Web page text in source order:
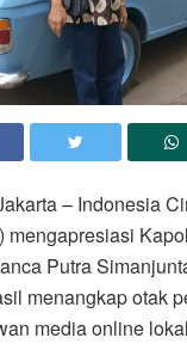
– Indonesia
mengapresiasi
Putra
menangkap otak
media online